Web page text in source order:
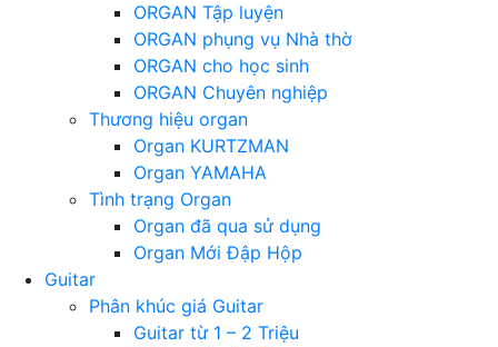
ORGAN Tập luyện
ORGAN phụng vụ Nhà thờ
ORGAN cho học sinh
ORGAN Chuyên nghiệp
Thương hiệu organ
Organ KURTZMAN
Organ YAMAHA
Tình trạng Organ
Organ đã qua sử dụng
Organ Mới Đập Hộp
Guitar
Phân khúc giá Guitar
Guitar từ 1 – 2 Triệu